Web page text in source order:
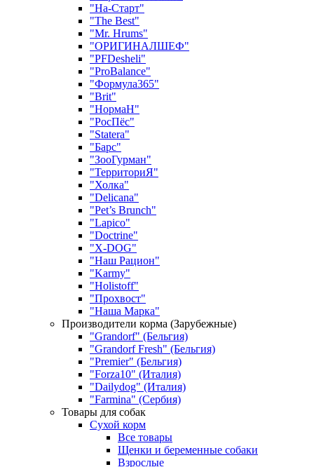
"На-Старт"
"The Best"
"Mr. Hrums"
"ОРИГИНАЛШЕФ"
"PFDesheli"
"ProBalance"
"Формула365"
"Brit"
"НормаН"
"РосПёс"
"Statera"
"Барс"
"ЗооГурман"
"ТерриториЯ"
"Холка"
"Delicana"
"Pet’s Brunch"
"Lapico"
"Doctrine"
"X-DOG"
"Наш Рацион"
"Karmy"
"Holistoff"
"Прохвост"
"Наша Марка"
Производители корма (Зарубежные)
"Grandorf" (Бельгия)
"Grandorf Fresh" (Бельгия)
"Premier" (Бельгия)
"Forza10" (Италия)
"Dailydog" (Италия)
"Farmina" (Сербия)
Товары для собак
Сухой корм
Все товары
Щенки и беременные собаки
Взрослые